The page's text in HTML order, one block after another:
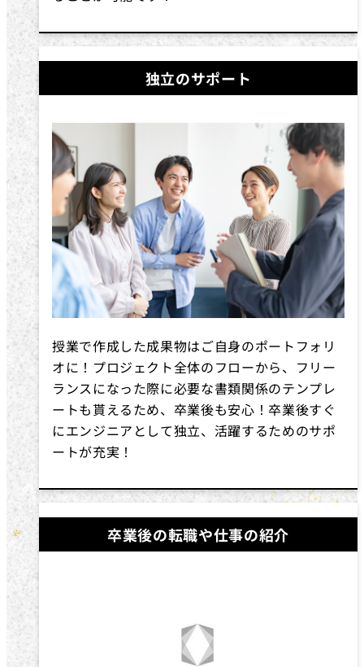
独立のサポート
授業で作成した成果物はご自身のポートフォリ
オに！プロジェクト全体のフローから、フリー
ランスになった際に必要な書類関係のテンプレ
ートも貰えるため、卒業後も安心！卒業後すぐ
にエンジニアとして独立、活躍するためのサポ
ートが充実！
卒業後の転職や仕事の紹介